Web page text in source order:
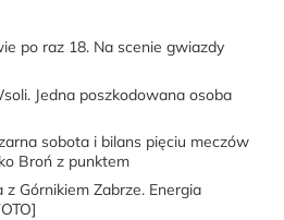
po raz 18. Na scenie gwiazdy
Jedna poszkodowana osoba
sobota i bilans pięciu meczów
Broń z punktem
Górnikiem Zabrze. Energia